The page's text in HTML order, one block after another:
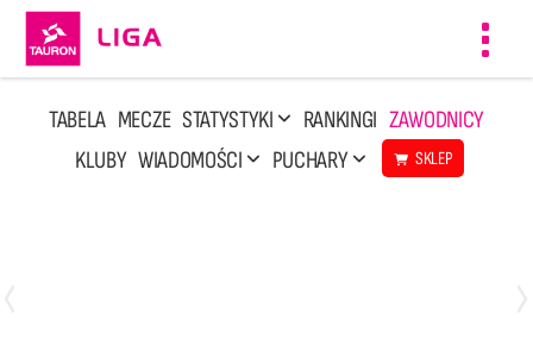
TABELA MECZE STATYSTYKI RANKINGI ZAWODNICY
KLUBY WIADOMOŚCI PUCHARY SKLEP